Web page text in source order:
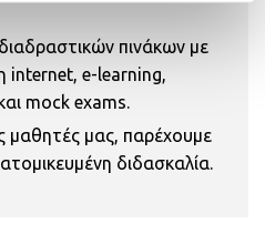
πινάκων με
internet, e-learning,
mock exams.
μαθητές μας, παρέχουμε
διδασκαλία.